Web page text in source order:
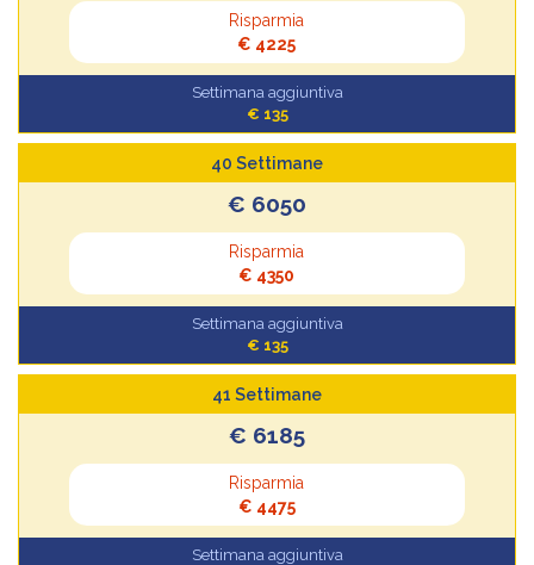
Risparmia
€ 4225
Settimana aggiuntiva
€ 135
40 Settimane
€ 6050
Risparmia
€ 4350
Settimana aggiuntiva
€ 135
41 Settimane
€ 6185
Risparmia
€ 4475
Settimana aggiuntiva